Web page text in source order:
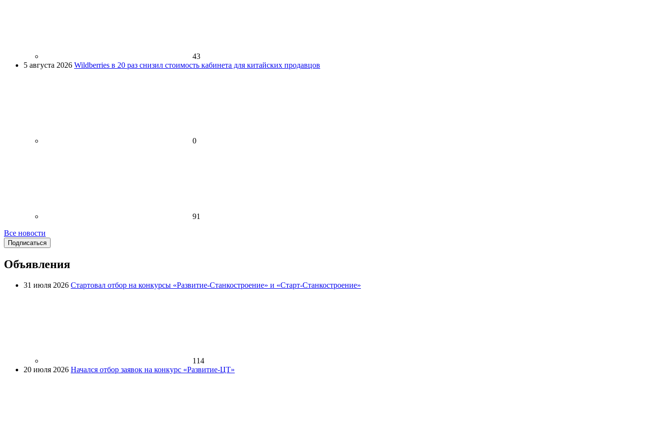
43
5 августа 2026 Wildberries в 20 раз снизил стоимость кабинета для китайских продавцов
0
91
Все новости
Подписаться
Объявления
31 июля 2026 Стартовал отбор на конкурсы «Развитие-Станкостроение» и «Старт-Станкостроение»
114
20 июля 2026 Начался отбор заявок на конкурс «Развитие-ЦТ»